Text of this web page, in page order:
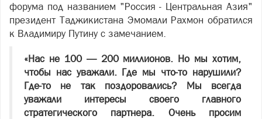
форума под названием "Россия - Центральная Азия"
президент Таджикистана Эмомали Рахмон обратился
к Владимиру Путину с замечанием.
«Нас не 100 — 200 миллионов. Но мы хотим,
чтобы нас уважали. Где мы что-то нарушили?
Где-то не так поздоровались? Мы всегда
уважали интересы своего главного
стратегического партнера. Очень просим